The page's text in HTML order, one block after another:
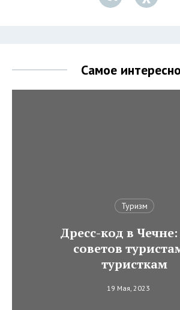
Самое
Туризм
Дресс-код в Чечне:
советов
туристкам
19 Мая, 2023